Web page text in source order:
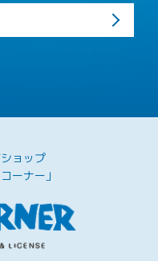
ョップ
ーナー」